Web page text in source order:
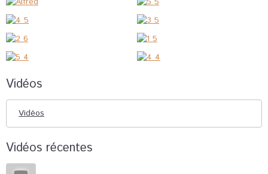
Vidéos
Vidéos
Vidéos récentes